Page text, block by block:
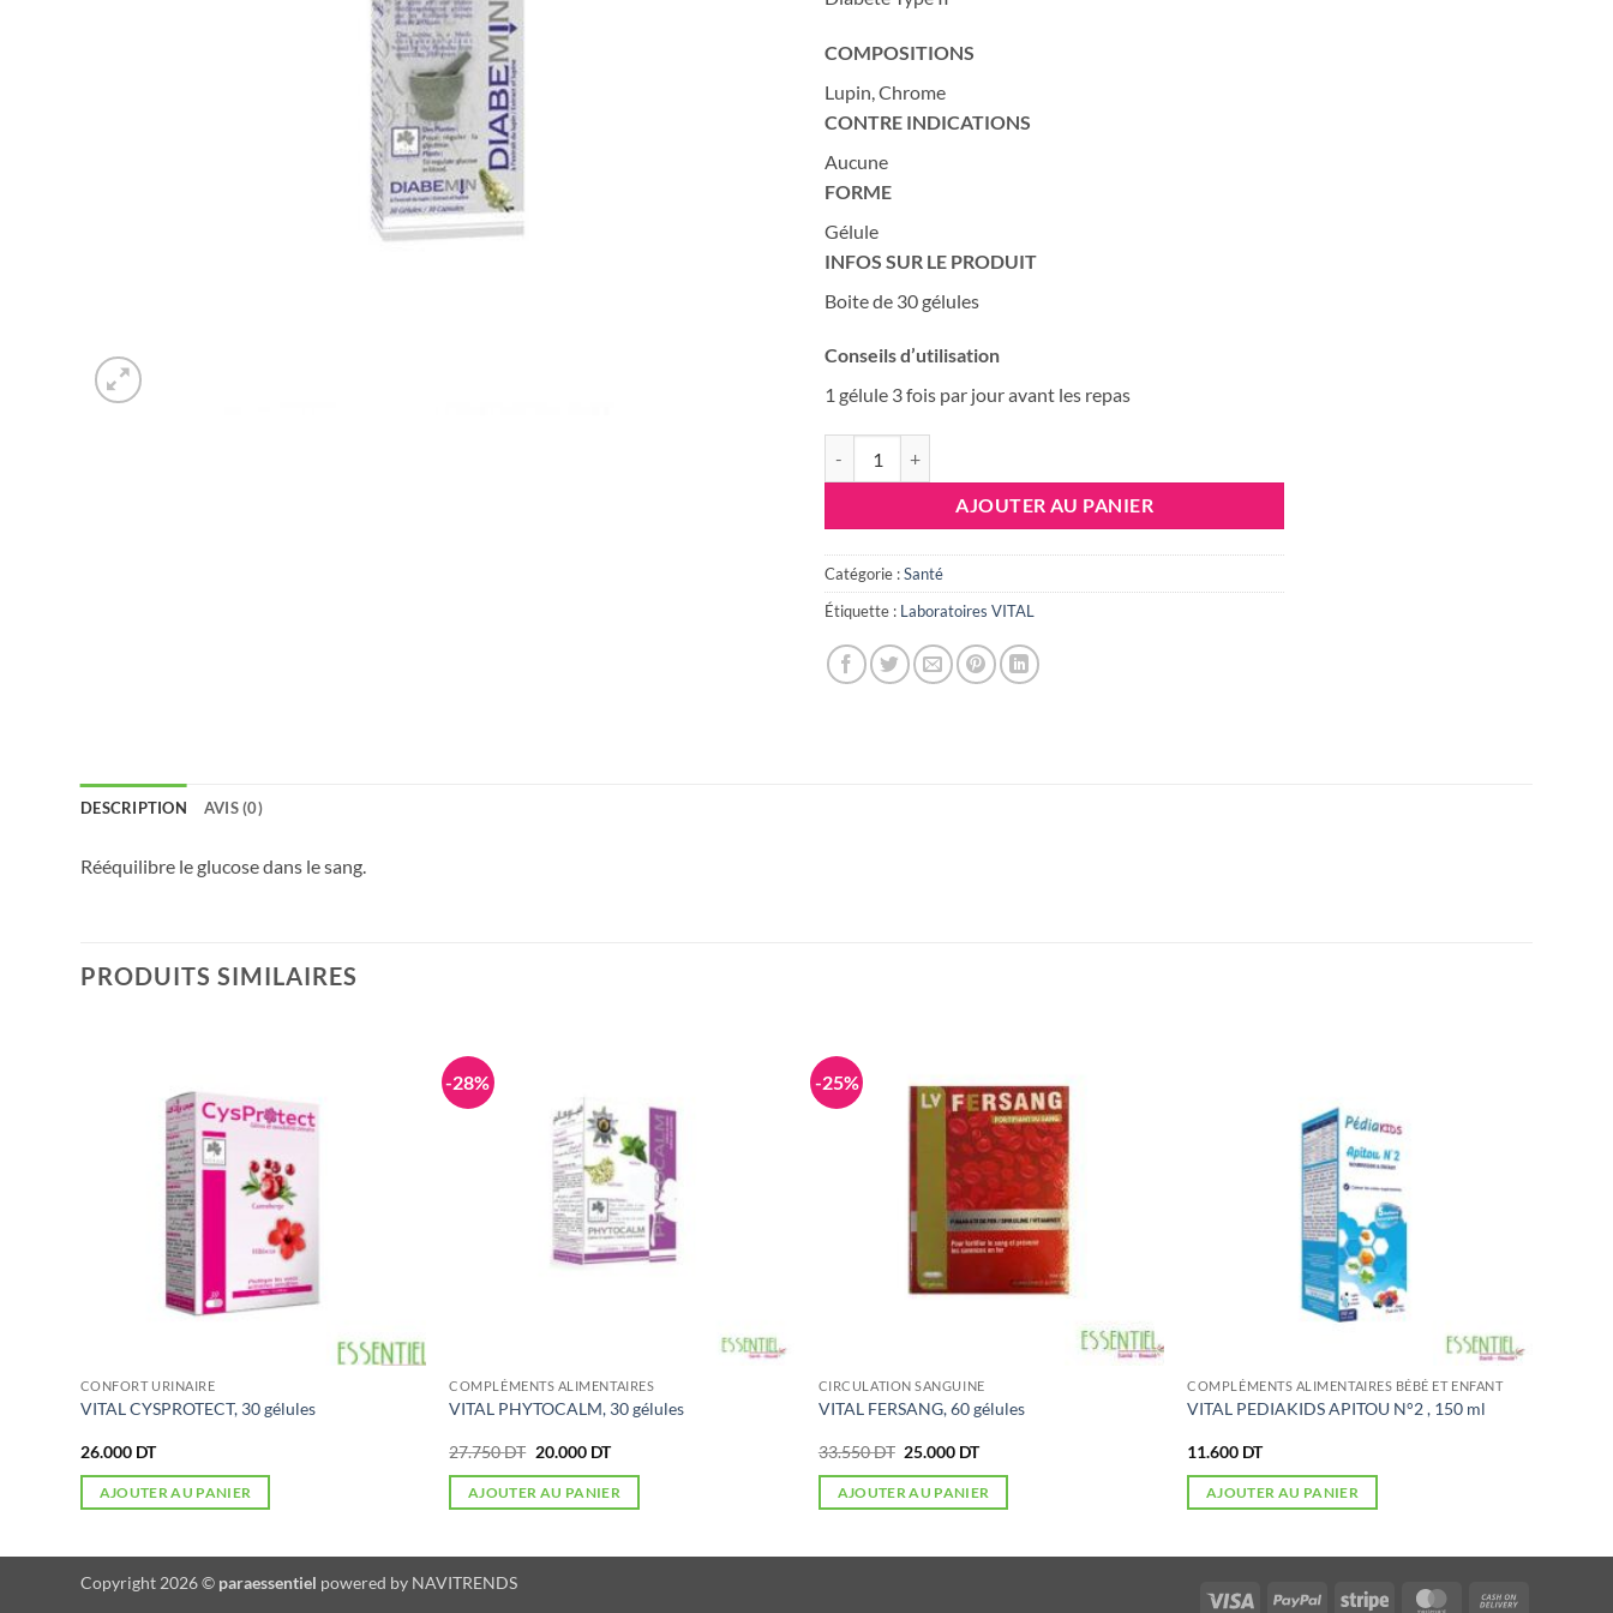
COMPOSITIONS
Lupin, Chrome
CONTRE INDICATIONS
Aucune
FORME
Gélule
INFOS SUR LE PRODUIT
Boite de 30 gélules
Conseils d’utilisation
1 gélule 3 fois par jour avant les repas
AJOUTER AU PANIER
Catégorie :Santé
Étiquette : Laboratoires VITAL
DESCRIPTION AVIS (0)
Rééquilibre le glucose dans le sang.
PRODUITS SIMILAIRES
CONFORT URINAIRE
VITAL CYSPROTECT, 30 gélules
26.000 DT
AJOUTER AU PANIER
-28%
COMPLÉMENTS ALIMENTAIRES
VITAL PHYTOCALM, 30 gélules
27.750DT Le
initial
était :
20.000 DTLe
actuel
est :
AJOUTER AU PANIER
-25%
CIRCULATION SANGUINE
VITAL FERSANG, 60 gélules
33.550DT Le
initial
était :
25.000 DTLe
actuel
est :
AJOUTER AU PANIER
COMPLÉMENTS ALIMENTAIRES BÉBÉ ET ENFANT
VITAL PEDIAKIDS APITOU N°2 , 150 ml
11.600 DT
AJOUTER AU PANIER
Visa PayPal Stripe MasterCard
Copyright 2026 © paraessentiel powered by NAVITRENDS